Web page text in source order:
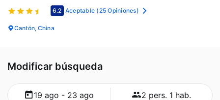
6.2 Aceptable (25 Opiniones)
Cantón, China
Modificar búsqueda
19 ago - 23 ago 2 pers. 1 hab.